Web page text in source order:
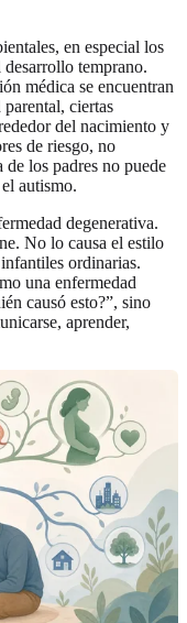
en especial los
temprano.
médica se encuentran
ciertas
del nacimiento y
de riesgo, no
los padres no puede
autismo.
degenerativa.
No lo causa el estilo
ordinarias.
una enfermedad
causó esto?”, sino
aprender,